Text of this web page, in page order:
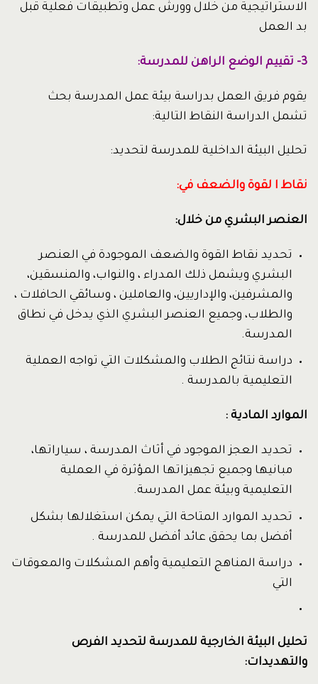
الاستراتيجية من خلال وورش عمل وتطبيقات فعلية قبل
بد العمل
3- تقييم الوضع الراهن للمدرسة:
يقوم فريق العمل بدراسة بيئة عمل المدرسة بحث
تشمل الدراسة النقاط التالية:
تحليل البيئة الداخلية للمدرسة لتحديد:
نقاط ا لقوة والضعف في:
العنصر البشري من خلال:
تحديد نقاط القوة والضعف الموجودة في العنصر
البشري ويشمل ذلك المدراء ، والنواب، والمنسقين،
والمشرفين، والإداريين، والعاملين ، وسائقي الحافلات ،
والطلاب، وجميع العنصر البشري الذي يدخل في نطاق
المدرسة.
دراسة نتائج الطلاب والمشكلات التي تواجه العملية
التعليمية بالمدرسة .
الموارد المادية :
تحديد العجز الموجود في أثاث المدرسة ، سياراتها،
مبانيها وجميع تجهيزاتها المؤثرة في العملية
التعليمية وبيئة عمل المدرسة.
تحديد الموارد المتاحة التي يمكن استغلالها بشكل
أفضل بما يحقق عائد أفضل للمدرسة .
دراسة المناهج التعليمية وأهم المشكلات والمعوقات
التي
تحليل البيئة الخارجية للمدرسة لتحديد الفرص
والتهديدات: